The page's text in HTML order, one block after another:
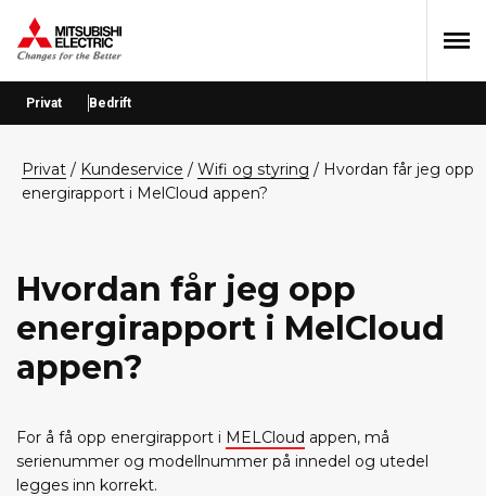
Hopp
menyen
Hopp
Hopp
Privat Bedrift
privat / Kundeservice / Wifi og styring / Hvordan får jeg opp
energirapport i MelCloud appen?
Hvordan får jeg opp
energirapport i MelCloud
appen?
For å få opp energirapport i MELCloud appen, må
serienummer og modellnummer på innedel og utedel
legges inn korrekt.